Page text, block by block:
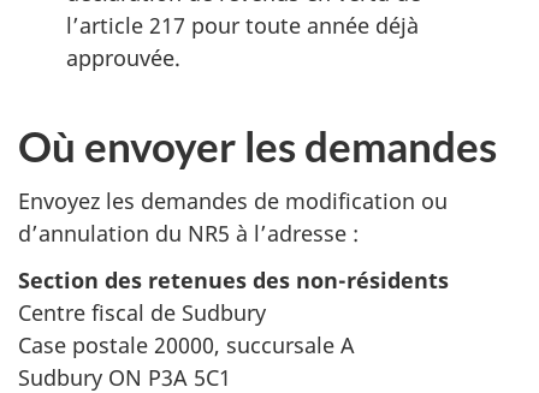
l’article 217 pour toute année déjà
approuvée.
Où envoyer les demandes
Envoyez les demandes de modification ou
d’annulation du NR5 à l’adresse :
Section des retenues des non-résidents
Centre fiscal de Sudbury
Case postale 20000, succursale A
Sudbury ON P3A 5C1